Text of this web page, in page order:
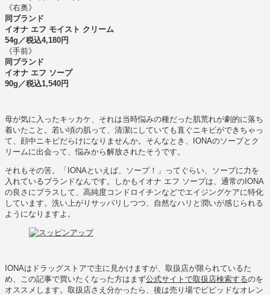
《右奥》
同ブランド
イオナ エフ モイスト クリーム
54g／税込4,180円
《手前》
同ブランド
イオナ エフ ソープ
90g／税込1,540円
母が気に入ったキッカケ、それは当時悩みの種だった肌荒れが劇的に落ち
着いたこと。若い頃の肌って、清潔にしていても直ぐニキビができちゃっ
て、顔中ニキビだらけになりませんか。そんなとき、IONAのソープとク
リームに出会って、悩みから解放されたそうです。
それもその筈。「IONAといえば、ソープ！」ってぐらい、ソープに力を
入れているブランドなんです。しかもイオナ エフ ソープは、通常のIONA
の良さにプラスして、高純度コンドロイチンなどでエイジングケアに特化
しています。洗い上がりサッパリしつつ、自然なハリと潤いが感じられる
ようになりますよ。
IONAはドラッグストアで主に見かけますが、取扱店が限られているた
め、この記事で買いたくなった方はまず公式サイトで取扱店検索するのを
オススメします。取扱店さえ分かったら、後は売り場でビビッドなオレン